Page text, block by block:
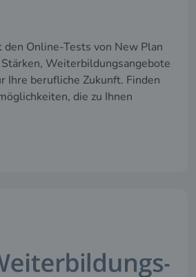
den Online-Tests von New Plan
Weiterbildungsangebote
Ihre berufliche Zukunft. Finden
die zu Ihnen